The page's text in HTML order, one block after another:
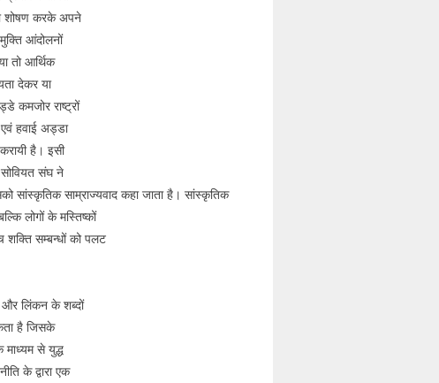
शोषण करके अपने
आंदोलनों
तो आर्थिक
देकर या
कमजोर राष्ट्रों
एवं हवाई अड्डा
है। इसी
संघ ने
सांस्कृतिक साम्राज्यवाद कहा जाता है। सांस्कृतिक
लोगों के मस्तिष्कों
शक्ति सम्बन्धों को पलट
और लिंकन के शब्दों
है जिसके
माध्यम से युद्ध
के द्वारा एक